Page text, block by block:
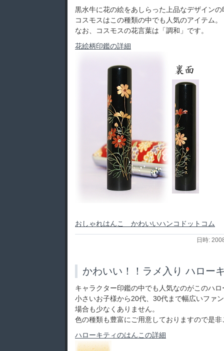
黒水牛に花の絵をあしらった上品なデザイン
コスモスはこの種類の中でも人気のアイテム。
なお、コスモスの花言葉は「調和」です。
花絵柄印鑑の詳細
おしゃれはんこ かわいいハンコドットコム
日時:
かわいい！！ラメ入り ハロー
キャラクター印鑑の中でも人気なのがこのハ
小さいお子様から20代、30代まで幅広いファ
場合も少なくありません。
色の種類も豊富にご用意しておりますので是
ハローキティのはんこの詳細